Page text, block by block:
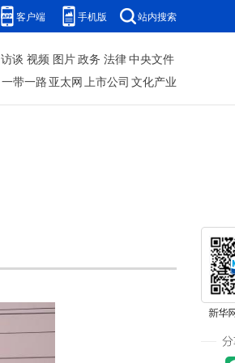
客户端 手机版 站内搜索
访谈 视频 图片政务 法律中央文件
一带一路 亚太网上市公司 文化产业